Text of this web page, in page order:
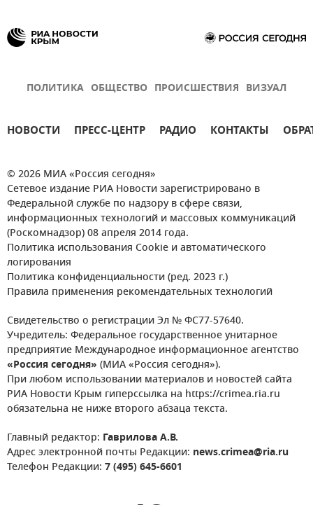
ПОЛИТИКА ОБЩЕСТВО ПРОИСШЕСТВИЯ ВИЗУАЛ
НОВОСТИ ПРЕСС-ЦЕНТР РАДИО КОНТАКТЫ
© 2026 МИА «Россия сегодня»
Сетевое издание РИА Новости зарегистрировано в
Федеральной службе по надзору в сфере связи,
информационных технологий и массовых коммуникаций
(Роскомнадзор) 08 апреля 2014 года.
Политика использования Cookie и автоматического
логирования
Политика конфиденциальности (ред. 2023 г.)
Правила применения рекомендательных технологий
Свидетельство о регистрации Эл № ФС77-57640.
Учредитель: Федеральное государственное унитарное
предприятие Международное информационное агентство
«Россия сегодня» (МИА «Россия сегодня»).
При любом использовании материалов и новостей сайта
РИА Новости Крым гиперссылка на https://crimea.ria.ru
обязательна не ниже второго абзаца текста.
Главный редактор: Гаврилова А.В.
Адрес электронной почты Редакции: news.crimea@ria.ru
Телефон Редакции: 7 (495) 645-6601